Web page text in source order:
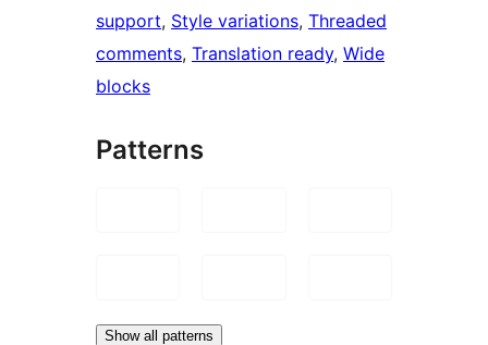
support, Style variations, Threaded
comments, Translation ready, Wide
blocks
Patterns
Show all patterns